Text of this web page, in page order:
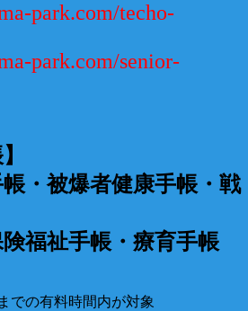
park.com/techo-
park.com/senior-
帳・被爆者健康手帳・戦
険福祉手帳・療育手帳
での有料時間内が対象